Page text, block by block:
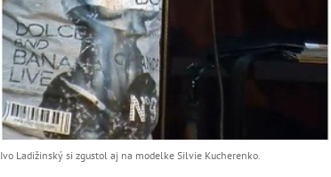
Ivo Ladižinský si zgustol aj na modelke Silvie Kucherenko.